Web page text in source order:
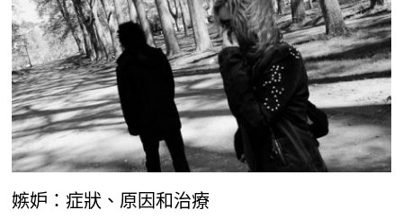
嫉妒：症狀、原因和治療